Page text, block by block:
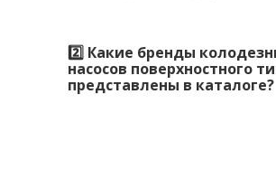
2️⃣ Какие бренды
насосов поверхностного
представлены в каталоге?